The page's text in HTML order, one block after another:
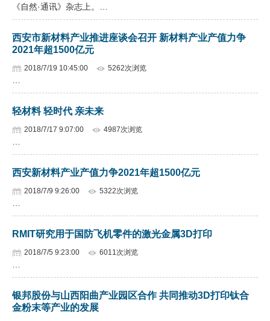
《自然·通讯》杂志上。…
西安市新材料产业推进座谈会召开 新材料产业产值力争
2021年超1500亿元
2018/7/19 10:45:00 5262次浏览
轻材料 轻时代 亲未来
2018/7/17 9:07:00 4987次浏览
西安新材料产业产值力争2021年超1500亿元
2018/7/9 9:26:00 5322次浏览
RMIT研究用于国防飞机零件的激光金属3D打印
2018/7/5 9:23:00 6011次浏览
银邦股份与山西阳曲产业园区合作 共同推动3D打印钛合
金粉末等产业的发展